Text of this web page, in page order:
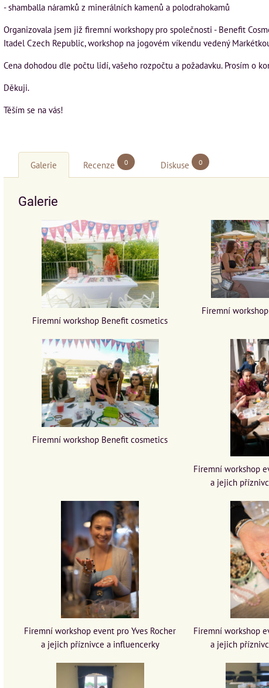
- shamballa náramků z minerálních kamenů a polodrahokamů
Organizovala jsem již firemní workshopy pro společnosti - Benefit
Itadel Czech Republic, workshop na jogovém víkendu vedený
Cena dohodou dle počtu lidí, vašeho rozpočtu a požadavku. Prosím o
Děkuji.
Těším se na vás!
Galerie Recenze 0 Diskuse 0
Galerie
Firemní workshop Benefit cosmetics
Firemní
Firemní workshop Benefit cosmetics
Firemní workshop
a jejich
Firemní workshop event pro Yves Rocher
a jejich příznivce a influencerky
Firemní workshop
a jejich